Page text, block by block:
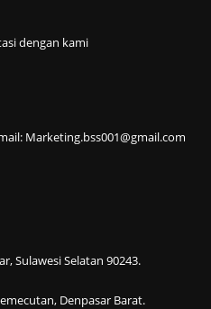
dengan kami
Marketing.bss001@gmail.com
Sulawesi Selatan 90243.
Denpasar Barat.